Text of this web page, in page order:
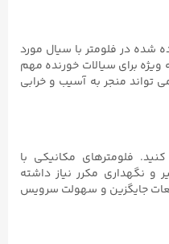
شده در فلومتر با سیال مورد
ویژه برای سیالات خورنده مهم
تواند منجر به آسیب و خرابی
کنید. فلومترهای مکانیکی با
نگهداری مکرر نیاز داشته
جایگزین و سهولت سرویس